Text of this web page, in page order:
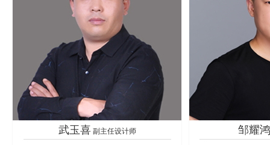
武玉喜 副主任设计师 邹耀